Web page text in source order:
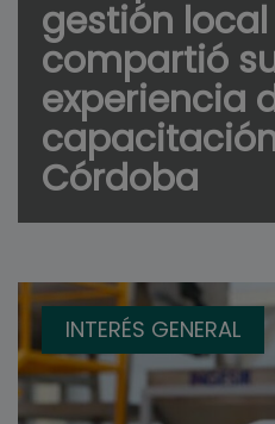
gestión
compartió
experiencia
Córdoba
INTERÉS GENERAL